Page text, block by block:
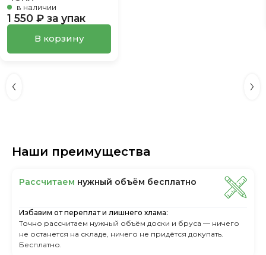
в наличии
1 550 ₽ за упак
В корзину
Наши преимущества
Рассчитаем нужный объём бесплатно
Избавим от переплат и лишнего хлама:
Точно рассчитаем нужный объём доски и бруса — ничего
не останется на складе, ничего не придётся докупать.
Бесплатно.